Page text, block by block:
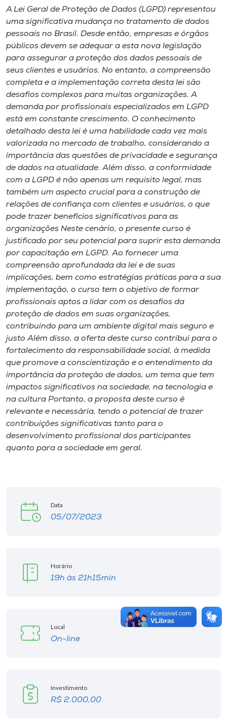
Rádio
Museu
Unoesc
Store
Selecione
o idioma
A+
A-
A Lei Geral de Proteção de Dados (LGPD) representou
uma significativa mudança no tratamento de dados
pessoais no Brasil. Desde então, empresas e órgãos
públicos devem se adequar a esta nova legislação
para assegurar a proteção dos dados pessoais de
seus clientes e usuários. No entanto, a compreensão
completa e a implementação correta desta lei são
desafios complexos para muitas organizações. A
demanda por profissionais especializados em LGPD
está em constante crescimento. O conhecimento
detalhado desta lei é uma habilidade cada vez mais
valorizada no mercado de trabalho, considerando a
importância das questões de privacidade e segurança
de dados na atualidade. Além disso, a conformidade
com a LGPD é não apenas um requisito legal, mas
também um aspecto crucial para a construção de
relações de confiança com clientes e usuários, o que
pode trazer benefícios significativos para as
organizações Neste cenário, o presente curso é
justificado por seu potencial para suprir esta demanda
por capacitação em LGPD. Ao fornecer uma
compreensão aprofundada da lei e de suas
implicações, bem como estratégias práticas para a sua
implementação, o curso tem o objetivo de formar
profissionais aptos a lidar com os desafios da
proteção de dados em suas organizações,
contribuindo para um ambiente digital mais seguro e
justo Além disso, a oferta deste curso contribui para o
fortalecimento da responsabilidade social, à medida
que promove a conscientização e o entendimento da
importância da proteção de dados, um tema que tem
impactos significativos na sociedade, na tecnologia e
na cultura Portanto, a proposta deste curso é
relevante e necessária, tendo o potencial de trazer
contribuições significativas tanto para o
desenvolvimento profissional dos participantes
quanto para a sociedade em geral.
Data
05/07/2023
Horário
19h às 21h15min
Local
On-line
Investimento
R$ 2.000,00